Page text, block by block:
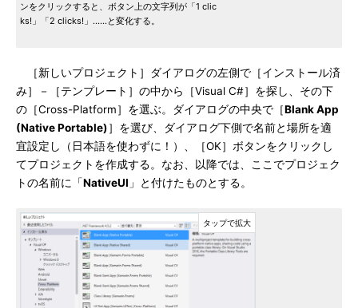
ンをクリックすると、ボタン上の文字列が「1 clic
ks!」「2 clicks!」……と変化する。
［新しいプロジェクト］ダイアログの左側で［インストール済
み］－［テンプレート］の中から［Visual C#］を探し、その下
の［Cross-Platform］を選ぶ。ダイアログの中央で［Blank App
(Native Portable)］を選び、ダイアログ下側で名前と場所を適
宜設定し（日本語を使わずに！）、［OK］ボタンをクリックし
てプロジェクトを作成する。なお、以降では、ここでプロジェク
トの名前に「NativeUI 」と付けたものとする。